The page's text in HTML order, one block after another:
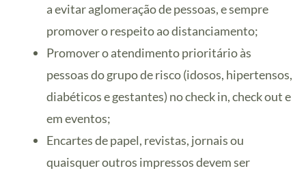
a evitar aglomeração de pessoas, e sempre
promover o respeito ao distanciamento;
Promover o atendimento prioritário às
pessoas do grupo de risco (idosos, hipertensos,
diabéticos e gestantes) no check in, check out e
em eventos;
Encartes de papel, revistas, jornais ou
quaisquer outros impressos devem ser